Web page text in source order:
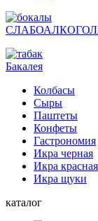
Бакалея
Колбасы
Сыры
Паштеты
Конфеты
Гастрономия
Икра черная
Икра красная
Икра щуки
каталог